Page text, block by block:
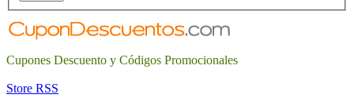
Cupones Descuento y Códigos Promocionales
Store RSS